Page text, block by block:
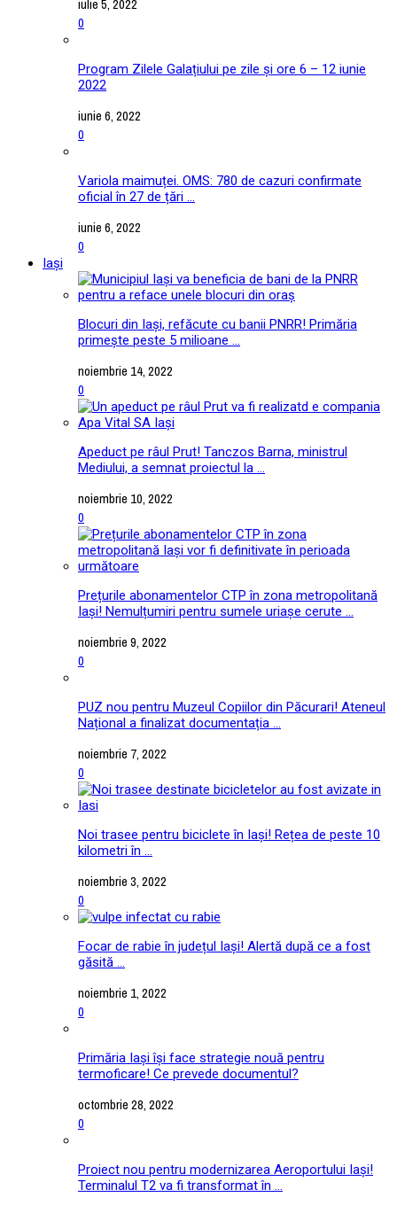
0
Program Zilele Galațiului pe zile și ore 6 – 12 iunie
2022
iunie 6, 2022
0
Variola maimuței. OMS: 780 de cazuri confirmate
oficial în 27 de țări ...
iunie 6, 2022
0
Iași
Blocuri din Iași, refăcute cu banii PNRR! Primăria
primește peste 5 milioane ...
noiembrie 14, 2022
0
Apeduct pe râul Prut! Tanczos Barna, ministrul
Mediului, a semnat proiectul la ...
noiembrie 10, 2022
0
Prețurile abonamentelor CTP în zona metropolitană
Iași! Nemulțumiri pentru sumele uriașe cerute ...
noiembrie 9, 2022
0
PUZ nou pentru Muzeul Copiilor din Păcurari! Ateneul
Național a finalizat documentația ...
noiembrie 7, 2022
0
Noi trasee pentru biciclete în Iași! Rețea de peste 10
kilometri în ...
noiembrie 3, 2022
0
Focar de rabie în județul Iași! Alertă după ce a fost
găsită ...
noiembrie 1, 2022
0
Primăria Iași își face strategie nouă pentru
termoficare! Ce prevede documentul?
octombrie 28, 2022
0
Proiect nou pentru modernizarea Aeroportului Iași!
Terminalul T2 va fi transformat în ...